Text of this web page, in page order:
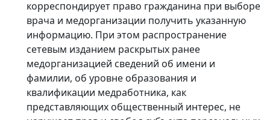
корреспондирует право гражданина при выборе
врача и медорганизации получить указанную
информацию. При этом распространение
сетевым изданием раскрытых ранее
медорганизацией сведений об имени и
фамилии, об уровне образования и
квалификации медработника, как
представляющих общественный интерес, не